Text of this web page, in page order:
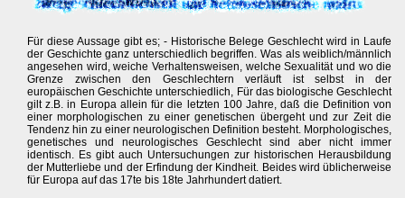
Für diese Aussage gibt es; - Historische Belege Geschlecht wird in Laufe
der Geschichte ganz unterschiedlich begriffen. Was als weiblich/männlich
angesehen wird, weiche Verhaltensweisen, welche Sexualität und wo die
Grenze zwischen den Geschlechtern verläuft ist selbst in der
europäischen Geschichte unterschiedlich, Für das biologische Geschlecht
gilt z.B. in Europa allein für die letzten 100 Jahre, daß die Definition von
einer morphologischen zu einer genetischen übergeht und zur Zeit die
Tendenz hin zu einer neurologischen Definition besteht. Morphologisches,
genetisches und neurologisches Geschlecht sind aber nicht immer
identisch. Es gibt auch Untersuchungen zur historischen Herausbildung
der Mutterliebe und der Erfindung der Kindheit. Beides wird üblicherweise
für Europa auf das 17te bis 18te Jahrhundert datiert.